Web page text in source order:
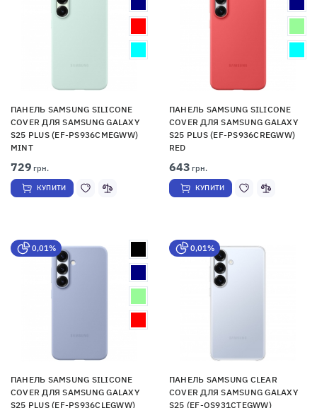
ПАНЕЛЬ SAMSUNG SILICONE
COVER ДЛЯ SAMSUNG GALAXY
S25 PLUS (EF-PS936CMEGWW)
MINT
729 грн.
КУПИТИ
ПАНЕЛЬ SAMSUNG SILICONE
COVER ДЛЯ SAMSUNG GALAXY
S25 PLUS (EF-PS936CREGWW)
RED
643 грн.
КУПИТИ
0,01%
ПАНЕЛЬ SAMSUNG SILICONE
COVER ДЛЯ SAMSUNG GALAXY
S25 PLUS (EF-PS936CLEGWW)
0,01%
ПАНЕЛЬ SAMSUNG CLEAR
COVER ДЛЯ SAMSUNG GALAXY
S25 (EF-QS931CTEGWW)